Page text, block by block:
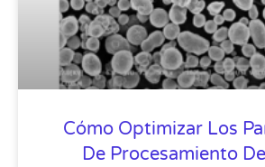
Cómo Optimizar Los
De Procesamiento